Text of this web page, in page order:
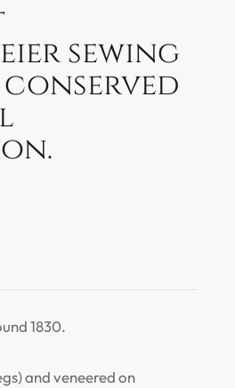
sewing
1830.
and veneered on